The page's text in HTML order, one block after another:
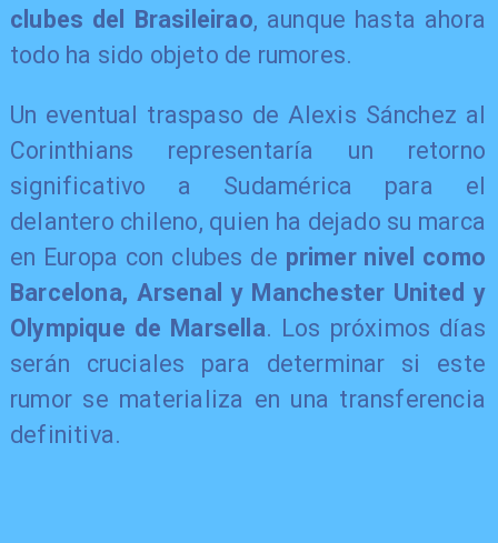
clubes del Brasileirao, aunque hasta ahora
todo ha sido objeto de rumores.
Un eventual traspaso de Alexis Sánchez al
Corinthians representaría un retorno
significativo a Sudamérica para el
delantero chileno, quien ha dejado su marca
en Europa con clubes de primer nivel como
Barcelona, Arsenal y Manchester United y
Olympique de Marsella. Los próximos días
serán cruciales para determinar si este
rumor se materializa en una transferencia
definitiva.